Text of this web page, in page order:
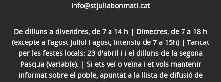
info@stjuliabonmati.cat
De dilluns a divendres, de 7 a 14 h | Dimecres, de 7 a 18 h
(excepte a l’agost juliol i agost, intensiu de 7 a 15h) | Tancat
per les festes locals: 23 d'abril i i el dilluns de la segona
Pasqua (variable). | Si ets veï o veïna i et vols mantenir
informat sobre el poble, apuntat a la llista de difusió de